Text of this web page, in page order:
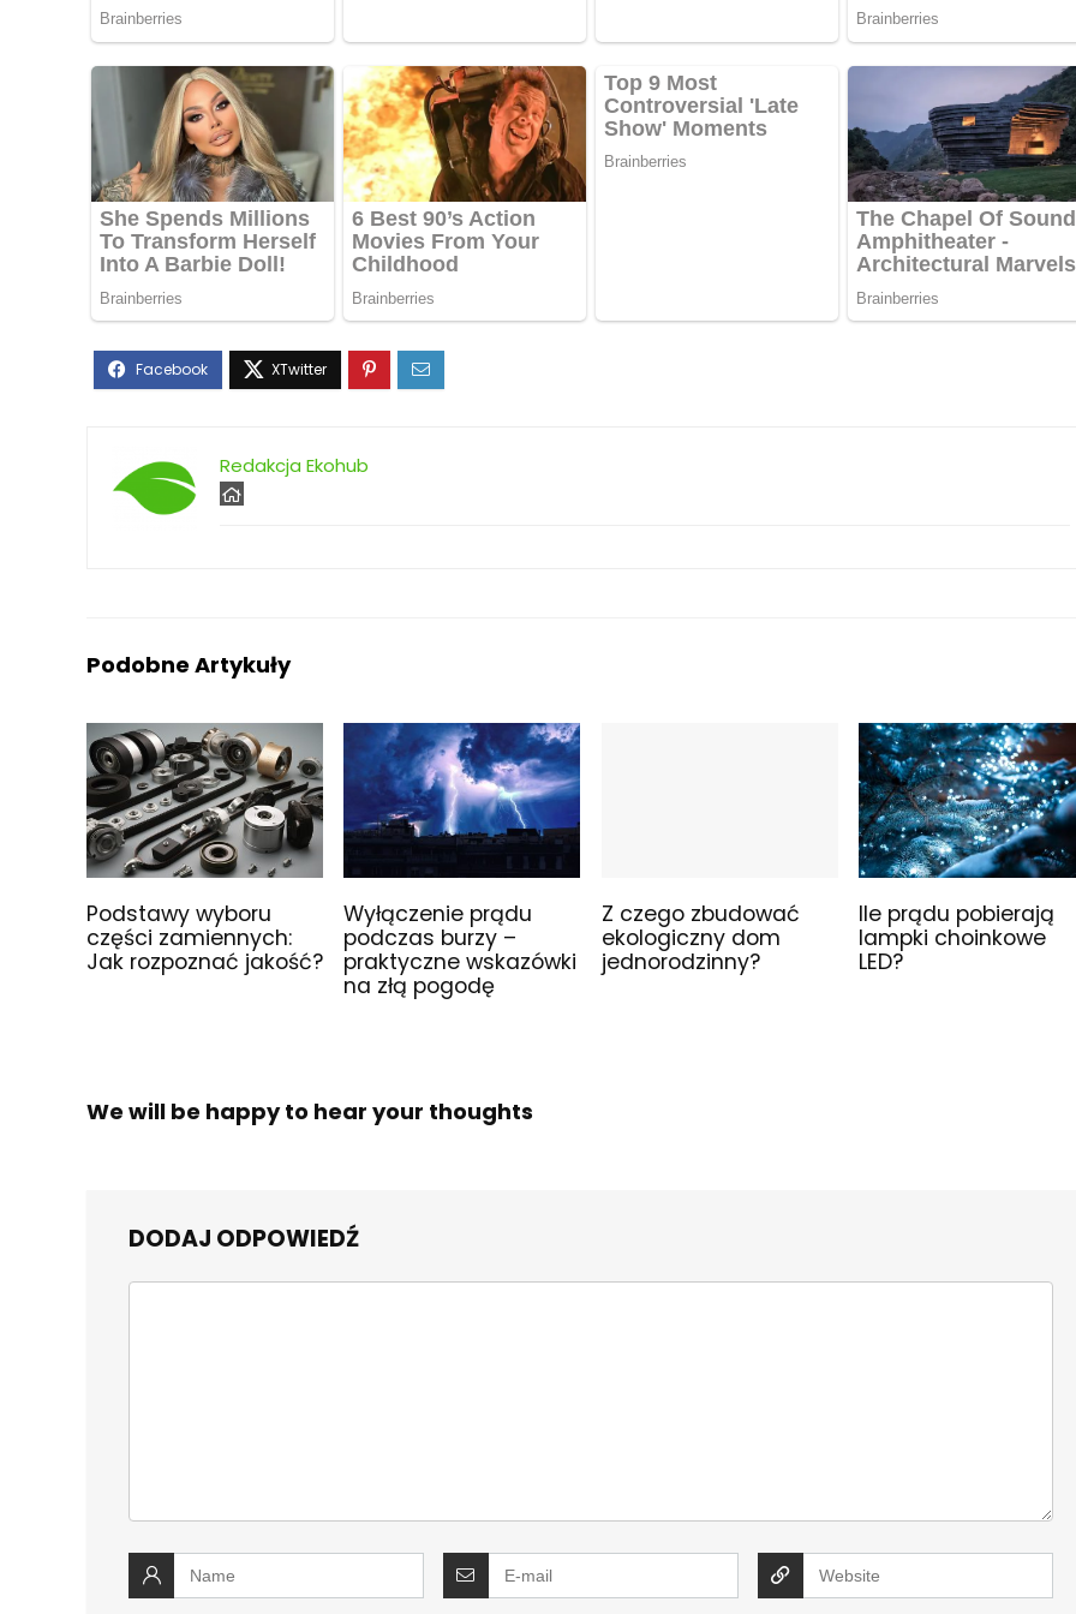
Redakcja Ekohub
Podobne Artykuły
Podstawy wyboru
części zamiennych:
Jak rozpoznać jakość?
Wyłączenie prądu
podczas burzy –
praktyczne wskazówki
na złą pogodę
Z czego zbudować
ekologiczny dom
jednorodzinny?
Ile prądu pobierają
lampki choinkowe
LED?
We will be happy to hear your thoughts
DODAJ ODPOWIEDŹ